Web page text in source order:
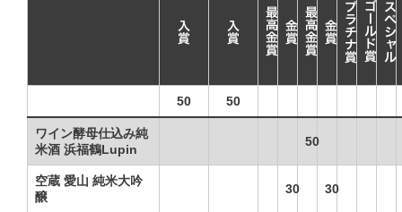
50 50
ワイン酵母仕込み純
米酒 浜福鶴Lupin
50
空蔵 愛山 純米大吟
醸
30 30